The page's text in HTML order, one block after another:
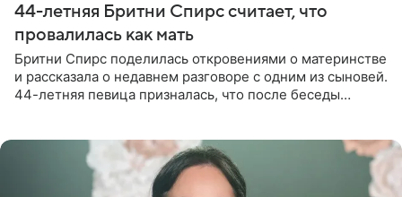
44-летняя Бритни Спирс считает, что
провалилась как мать
Бритни Спирс поделилась откровениями о материнстве
и рассказала о недавнем разговоре с одним из сыновей.
44-летняя певица призналась, что после беседы